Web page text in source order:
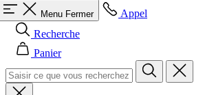
Menu Fermer
Appel
Recherche
Panier